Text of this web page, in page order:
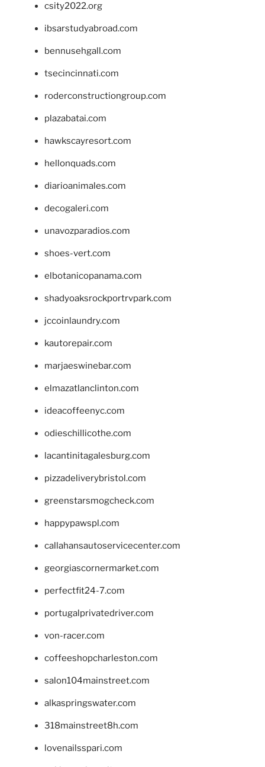
csity2022.org
ibsarstudyabroad.com
bennusehgall.com
tsecincinnati.com
roderconstructiongroup.com
plazabatai.com
hawkscayresort.com
hellonquads.com
diarioanimales.com
decogaleri.com
unavozparadios.com
shoes-vert.com
elbotanicopanama.com
shadyoaksrockportrvpark.com
jccoinlaundry.com
kautorepair.com
marjaeswinebar.com
elmazatlanclinton.com
ideacoffeenyc.com
odieschillicothe.com
lacantinitagalesburg.com
pizzadeliverybristol.com
greenstarsmogcheck.com
happypawspl.com
callahansautoservicecenter.com
georgiascornermarket.com
perfectfit24-7.com
portugalprivatedriver.com
von-racer.com
coffeeshopcharleston.com
salon104mainstreet.com
alkaspringswater.com
318mainstreet8h.com
lovenailsspari.com